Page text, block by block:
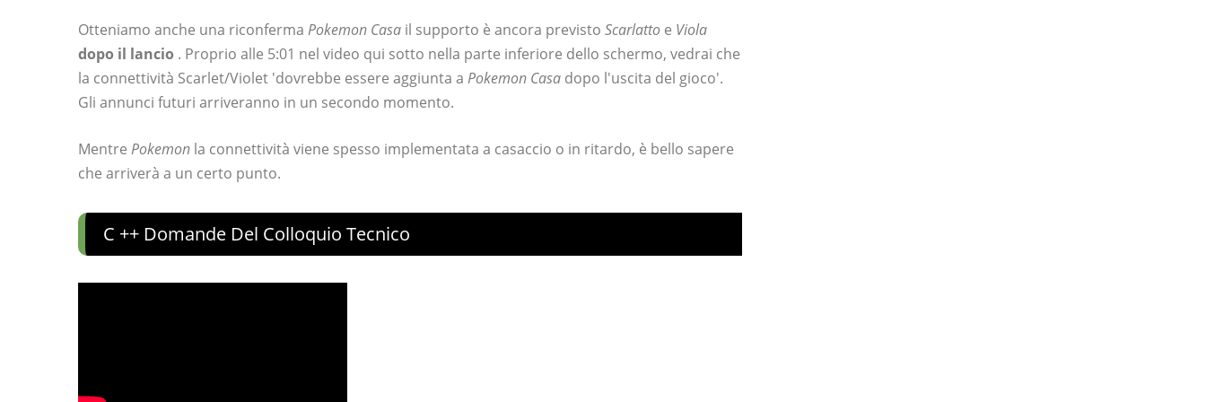
Otteniamo anche una riconferma Pokemon Casa il supporto è ancora previsto Scarlatto e Viola
dopo il lancio . Proprio alle 5:01 nel video qui sotto nella parte inferiore dello schermo, vedrai che
la connettività Scarlet/Violet 'dovrebbe essere aggiunta a Pokemon Casa dopo l'uscita del gioco'.
Gli annunci futuri arriveranno in un secondo momento.
Mentre Pokemon la connettività viene spesso implementata a casaccio o in ritardo, è bello sapere
che arriverà a un certo punto.
C ++ Domande Del Colloquio Tecnico